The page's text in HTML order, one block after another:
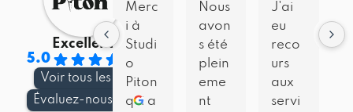
Excellent
5.0
Voir tous les avis
Évaluez-nous sur
Merc
i à
Studi
o
Piton
qui a
Nous
avon
s été
plein
eme
nt
J'ai
eu
reco
urs
aux
servi